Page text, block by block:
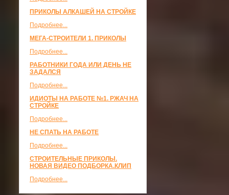
ПРИКОЛЫ АЛКАШЕЙ НА СТРОЙКЕ
Подробнее...
МЕГА-СТРОИТЕЛИ 1. ПРИКОЛЫ
Подробнее...
РАБОТНИКИ ГОДА ИЛИ ДЕНЬ НЕ
ЗАДАЛСЯ
Подробнее...
ИДИОТЫ НА РАБОТЕ №1. РЖАЧ НА
СТРОЙКЕ
Подробнее...
НЕ СПАТЬ НА РАБОТЕ
Подробнее...
СТРОИТЕЛЬНЫЕ ПРИКОЛЫ.
НОВАЯ ВИДЕО ПОДБОРКА.КЛИП
Подробнее...